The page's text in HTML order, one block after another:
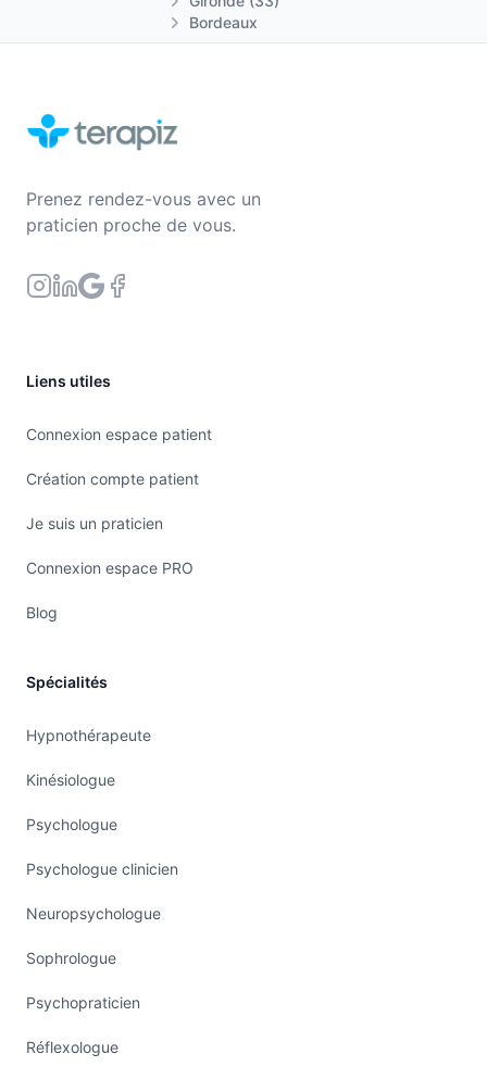
Bordeaux
Prenez rendez-vous avec un
praticien proche de vous.
Liens utiles
Connexion espace patient
Création compte patient
Je suis un praticien
Connexion espace PRO
Blog
Spécialités
Hypnothérapeute
Kinésiologue
Psychologue
Psychologue clinicien
Neuropsychologue
Sophrologue
Psychopraticien
Réflexologue